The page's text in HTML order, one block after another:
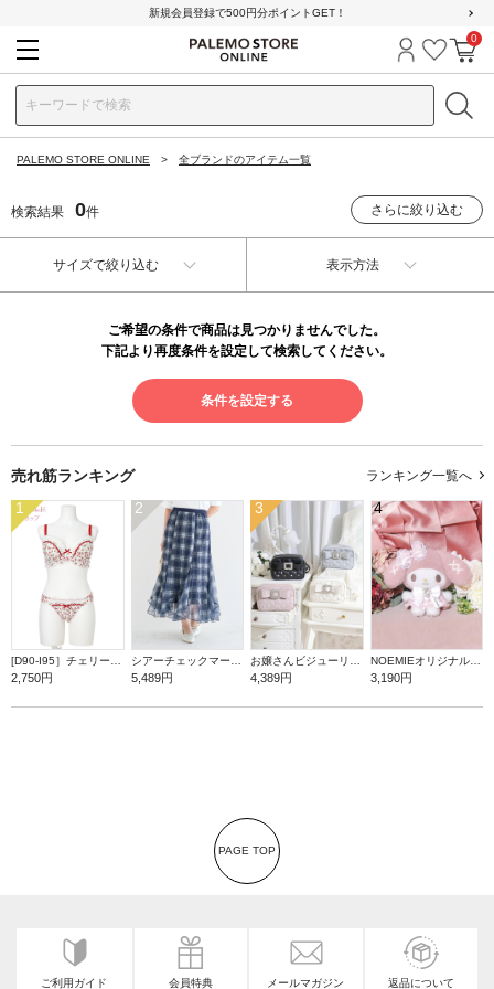
新規会員登録で500円分ポイントGET！
ログイン
お気に
カ
0
PALEMO STORE ONLINE 全ブランドのアイテム一覧
検索結果 0件 さらに絞り込む
サイズで絞り込む 表示方法
ご希望の条件で商品は見つかりませんでした。
下記より再度条件を設定して検索してください。
条件を設定する
売れ筋ランキング ランキング一覧へ
1
2,750円
2
5,489円
3
4,389円
4
NOEMIEオリジナル マイメロディぬいぐるみキーホルダー
3,190円
PAGE TOP
ご利用ガイド 会員特典 メールマガジン 返品について